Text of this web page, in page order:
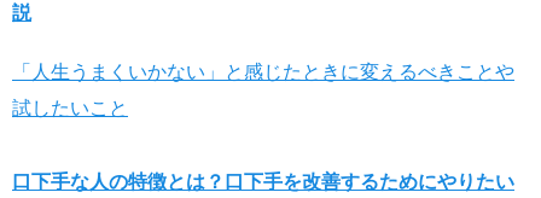
説
「人生うまくいかない」と感じたときに変えるべきことや
試したいこと
口下手な人の特徴とは？口下手を改善するためにやりたい